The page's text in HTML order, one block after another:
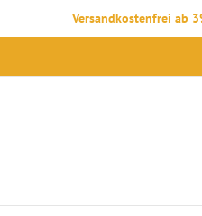
Versandkostenfrei ab